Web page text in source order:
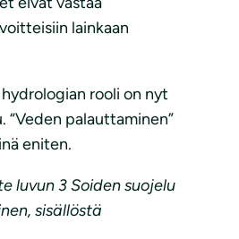
lainkaan
rooli on nyt
“Veden palauttaminen”
eniten.
luvun 3 Soiden suojelu
sisällöstä